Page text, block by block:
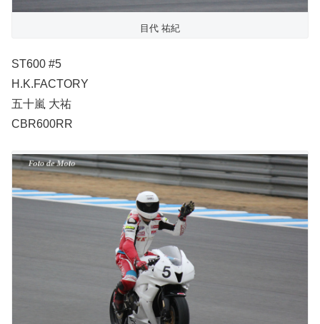
目代 祐紀
ST600 #5
H.K.FACTORY
五十嵐 大祐
CBR600RR